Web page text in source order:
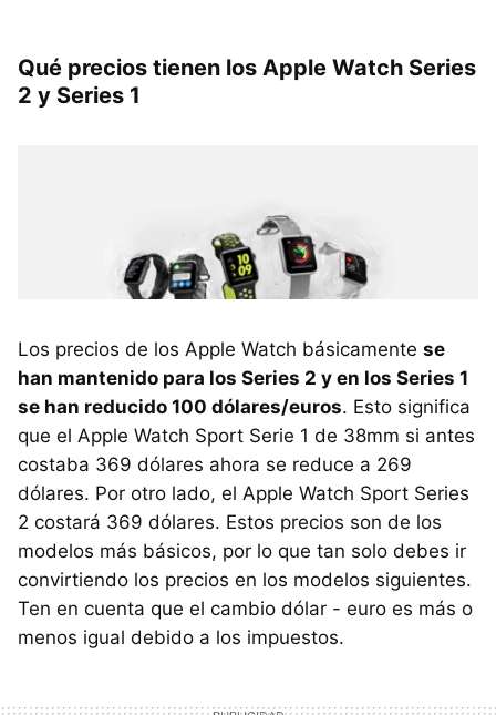
Qué precios tienen los Apple Watch Series
2 y Series 1
Los precios de los Apple Watch básicamente se
han mantenido para los Series 2 y en los Series 1
se han reducido 100 dólares/euros. Esto significa
que el Apple Watch Sport Serie 1 de 38mm si antes
costaba 369 dólares ahora se reduce a 269
dólares. Por otro lado, el Apple Watch Sport Series
2 costará 369 dólares. Estos precios son de los
modelos más básicos, por lo que tan solo debes ir
convirtiendo los precios en los modelos siguientes.
Ten en cuenta que el cambio dólar - euro es más o
menos igual debido a los impuestos.